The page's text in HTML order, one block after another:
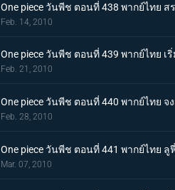
One piece วันพีช ตอนที่ 438 พากย์ไทย
Feb. 14, 2010
One piece วันพีช ตอนที่ 439 พากย์ไทย
Feb. 21, 2010
One piece วันพีช ตอนที่ 440 พากย์ไทย
Feb. 28, 2010
One piece วันพีช ตอนที่ 441 พากย์ไทย
Mar. 07, 2010